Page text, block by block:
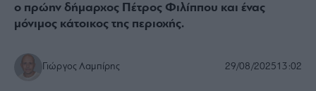
ο πρώην δήμαρχος Πέτρος Φιλίππου και ένας
μόνιμος κάτοικος της περιοχής.
Γιώργος Λαμπίρης 29/08/202513:02